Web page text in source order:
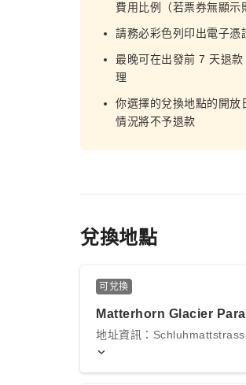
費用比例（若票券無顯
請務必彩色列印出電子憑
最晚可在出發前 7 天退
理
你選擇的兌換地點的開放
情況將不予退款
兌換地點
可兌換
Matterhorn Glacier
地址資訊：